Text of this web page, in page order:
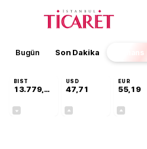
Bugün Son Dakika Finans
BIST
13.779,39
USD
47,71
EUR
55,19